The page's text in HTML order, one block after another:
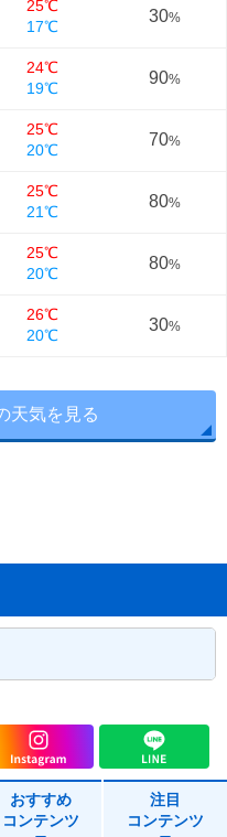
25℃
17℃
30%
24℃
19℃
90%
25℃
20℃
70%
25℃
21℃
80%
25℃
20℃
80%
26℃
20℃
30%
天気を見る
風間浦村
おすすめ
コンテンツ
注目
コンテンツ